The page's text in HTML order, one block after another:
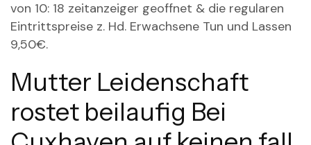
von 10: 18 zeitanzeiger geoffnet & die regularen
Eintrittspreise z. Hd. Erwachsene Tun und Lassen
9,50€.
Mutter Leidenschaft
rostet beilaufig Bei